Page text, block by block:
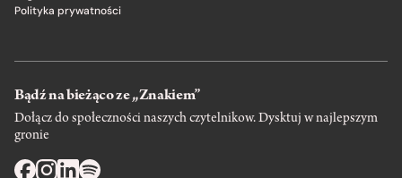
Polityka prywatności
Bądź na bieżąco ze „Znakiem”
Dołącz do społeczności naszych czytelnikow. Dysktuj w najlepszym
gronie